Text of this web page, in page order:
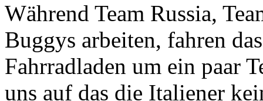
Während Team Russia,
Buggys arbeiten, fahren
Fahrradladen um ein paar
uns auf das die Italiener